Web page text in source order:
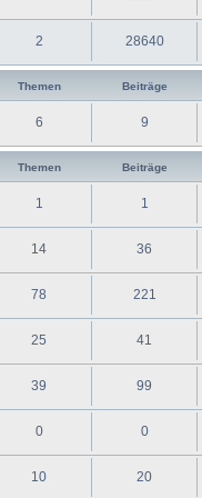
2 28640
Themen Beiträge
6 9
Themen Beiträge
1 1
14 36
78 221
25 41
39 99
0 0
10 20